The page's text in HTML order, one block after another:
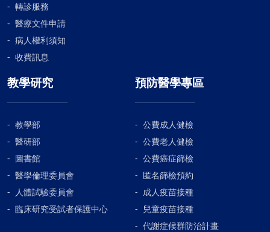
轉診服務
醫療文件申請
病人權利須知
收費訊息
教學研究
教學部
醫研部
圖書館
醫學倫理委員會
人體試驗委員會
臨床研究受試者保護中心
預防醫學專區
公費成人健檢
公費老人健檢
公費癌症篩檢
匿名篩檢預約
成人疫苗接種
兒童疫苗接種
代謝症候群防治計畫